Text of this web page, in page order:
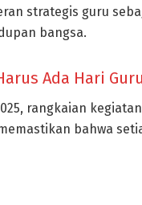
strategis guru
bangsa.
Ada Hari
rangkaian
bahwa